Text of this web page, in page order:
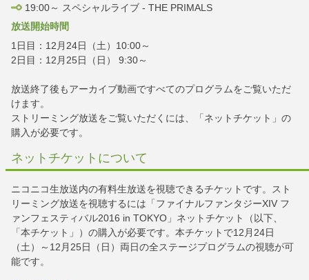
19:00～ スペシャルライブ - THE PRIMALS
放送開始時間
1日目：12月24日（土）10:00～
2日目：12月25日（日） 9:30～
放送終了後もアーカイブ動画ですべてのプログラムをご覧いただ
けます。
ストリーミング放送をご覧いただくには、「ネットチケット」の
購入が必要です。
ネットチケットについて
ニコニコ生放送内の有料生放送を視聴できるチケットです。スト
リーミング放送を視聴するには「ファイナルファンタジーXIV フ
ァンフェスティバル2016 in TOKYO」ネットチケット（以下、
「本チケット」）の購入が必要です。本チケットで12月24日
（土）～12月25日（日）両日の全ステージプログラムの視聴が可
能です。